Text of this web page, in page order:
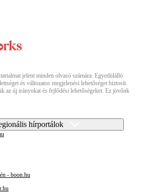
jelent minden olvasó számára. Egyedülálló
és változatos megjelenési lehetőséget biztosít.
az új irányokat és fejlődési lehetőségeket. Ez jövőnk
hírportálok
- boon.hu